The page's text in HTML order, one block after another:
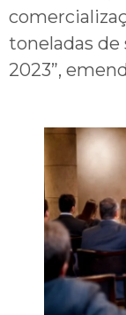
toneladas
2023”,